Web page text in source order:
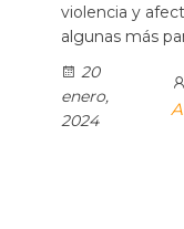
violencia y
algunas más
20
enero,
2024